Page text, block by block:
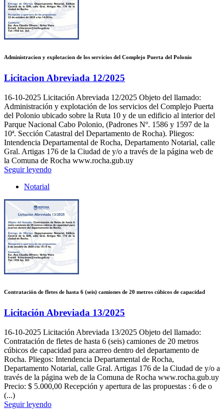
Administracion y explotacion de los servicios del Complejo Puerta del Polonio
Licitacion Abreviada 12/2025
16-10-2025 Licitación Abreviada 12/2025 Objeto del llamado:
Administración y explotación de los servicios del Complejo Puerta
del Polonio ubicado sobre la Ruta 10 y de un edificio al interior del
Parque Nacional Cabo Polonio, (Padrones Nº. 1586 y 1597 de la
10ª. Sección Catastral del Departamento de Rocha). Pliegos:
Intendencia Departamental de Rocha, Departamento Notarial, calle
Gral. Artigas 176 de la Ciudad de y/o a través de la página web de
la Comuna de Rocha www.rocha.gub.uy
Seguir leyendo
Notarial
Contratación de fletes de hasta 6 (seis) camiones de 20 metros cúbicos de capacidad
Licitación Abreviada 13/2025
16-10-2025 Licitación Abreviada 13/2025 Objeto del llamado:
Contratación de fletes de hasta 6 (seis) camiones de 20 metros
cúbicos de capacidad para acarreo dentro del departamento de
Rocha. Pliegos: Intendencia Departamental de Rocha,
Departamento Notarial, calle Gral. Artigas 176 de la Ciudad de y/o a
través de la página web de la Comuna de Rocha www.rocha.gub.uy
Precio: $ 5.000,00 Recepción y apertura de las propuestas : 6 de o
(...)
Seguir leyendo